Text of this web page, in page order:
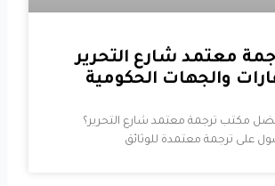
معتمد شارع التحرير
والجهات الحكومية
مكتب ترجمة معتمد شارع التحرير؟
على ترجمة معتمدة للوثائق